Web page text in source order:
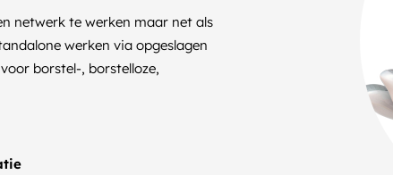
netwerk te werken maar net als
werken via opgeslagen
borstel-, borstelloze,